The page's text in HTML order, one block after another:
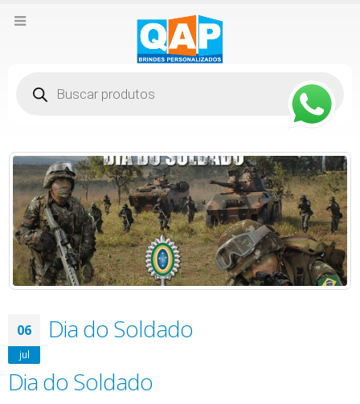
produtos
06
jul
Dia do Soldado
Dia do Soldado